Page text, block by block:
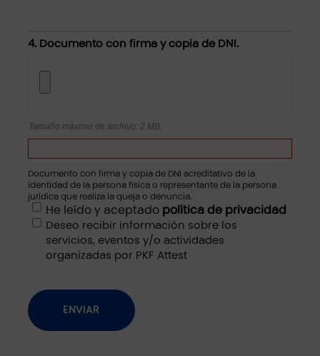
4. Documento con firma y copia de DNI.
Tamaño máximo de archivo: 2 MB.
Documento con firma y copia de DNI acreditativo de la
identidad de la persona física o representante de la persona
jurídica que realiza la queja o denuncia.
He leído y aceptado política de privacidad
DatosDeseo recibir información sobre los
servicios, eventos y/o actividades
organizadas por PKF Attest